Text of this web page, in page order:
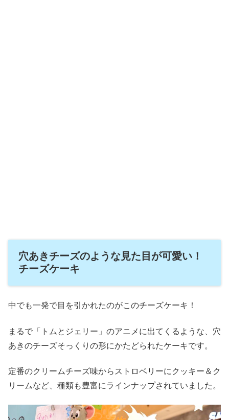
穴あきチーズのような見た目が可愛い！
チーズケーキ
中でも一発で目を引かれたのがこのチーズケーキ！
まるで「トムとジェリー」のアニメに出てくるような、穴
あきのチーズそっくりの形にかたどられたケーキです。
定番のクリームチーズ味からストロベリーにクッキー＆ク
リームなど、種類も豊富にラインナップされていました。